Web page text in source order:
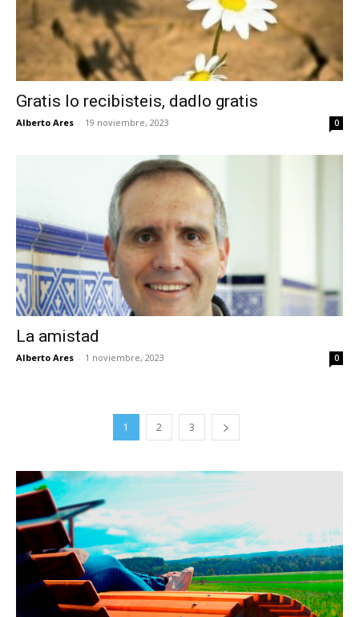
Gratis lo recibisteis, dadlo gratis
Alberto Ares - 19 noviembre, 2023 0
La amistad
Alberto Ares - 1 noviembre, 2023 0
1 2 3